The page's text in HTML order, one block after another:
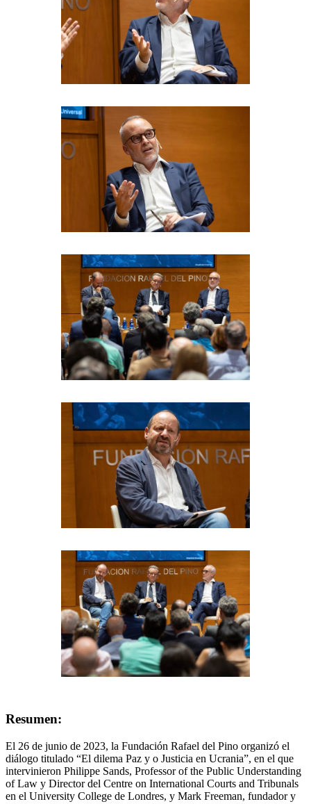
Resumen:
El 26 de junio de 2023, la Fundación Rafael del Pino organizó el
diálogo titulado “El dilema Paz y o Justicia en Ucrania”, en el que
intervinieron Philippe Sands, Professor of the Public Understanding
of Law y Director del Centre on International Courts and Tribunals
en el University College de Londres, y Mark Freeman, fundador y